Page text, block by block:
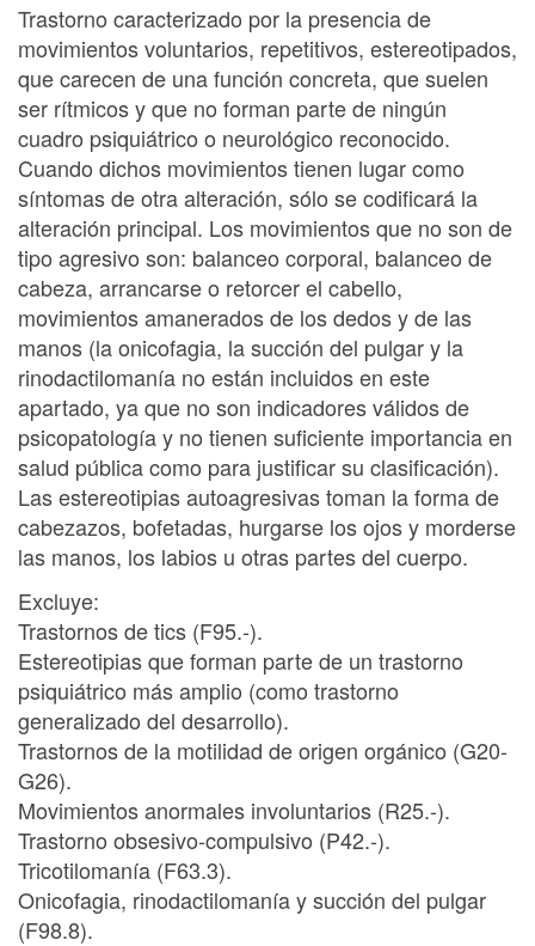
Trastorno caracterizado por la presencia de
movimientos voluntarios, repetitivos, estereotipados,
que carecen de una función concreta, que suelen
ser rítmicos y que no forman parte de ningún
cuadro psiquiátrico o neurológico reconocido.
Cuando dichos movimientos tienen lugar como
síntomas de otra alteración, sólo se codificará la
alteración principal. Los movimientos que no son de
tipo agresivo son: balanceo corporal, balanceo de
cabeza, arrancarse o retorcer el cabello,
movimientos amanerados de los dedos y de las
manos (la onicofagia, la succión del pulgar y la
rinodactilomanía no están incluidos en este
apartado, ya que no son indicadores válidos de
psicopatología y no tienen suficiente importancia en
salud pública como para justificar su clasificación).
Las estereotipias autoagresivas toman la forma de
cabezazos, bofetadas, hurgarse los ojos y morderse
las manos, los labios u otras partes del cuerpo.
Excluye:
Trastornos de tics (F95.-).
Estereotipias que forman parte de un trastorno
psiquiátrico más amplio (como trastorno
generalizado del desarrollo).
Trastornos de la motilidad de origen orgánico (G20-
G26).
Movimientos anormales involuntarios (R25.-).
Trastorno obsesivo-compulsivo (P42.-).
Tricotilomanía (F63.3).
Onicofagia, rinodactilomanía y succión del pulgar
(F98.8).